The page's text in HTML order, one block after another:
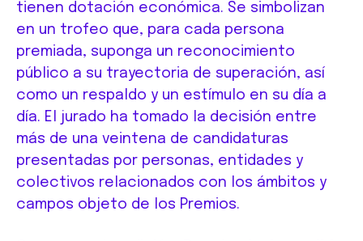
tienen dotación económica. Se simbolizan
en un trofeo que, para cada persona
premiada, suponga un reconocimiento
público a su trayectoria de superación, así
como un respaldo y un estímulo en su día a
día. El jurado ha tomado la decisión entre
más de una veintena de candidaturas
presentadas por personas, entidades y
colectivos relacionados con los ámbitos y
campos objeto de los Premios.